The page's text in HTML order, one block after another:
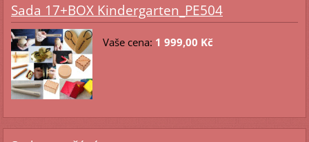
Sada 17+BOX Kindergarten_PE504
Vaše cena: 1 999,00 Kč